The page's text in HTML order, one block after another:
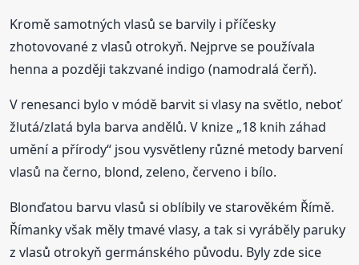
Kromě samotných vlasů se barvily i příčesky
zhotovované z vlasů otrokyň. Nejprve se používala
henna a později takzvané indigo (namodralá čerň).
V renesanci bylo v módě barvit si vlasy na světlo, neboť
žlutá/zlatá byla barva andělů. V knize „18 knih záhad
umění a přírody“ jsou vysvětleny různé metody barvení
vlasů na černo, blond, zeleno, červeno i bílo.
Blonďatou barvu vlasů si oblíbily ve starověkém Římě.
Římanky však měly tmavé vlasy, a tak si vyráběly paruky
z vlasů otrokyň germánského původu. Byly zde sice